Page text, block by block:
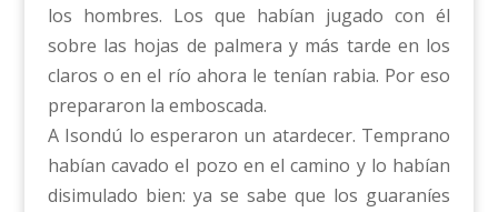
los hombres. Los que habían jugado con él
sobre las hojas de palmera y más tarde en los
claros o en el río ahora le tenían rabia. Por eso
prepararon la emboscada.
A Isondú lo esperaron un atardecer. Temprano
habían cavado el pozo en el camino y lo habían
disimulado bien: ya se sabe que los guaraníes